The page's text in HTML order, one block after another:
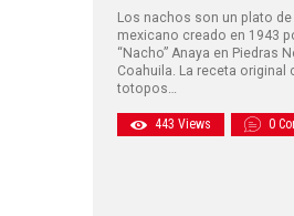
Los nachos son un plato de
mexicano creado en 1943
“Nacho” Anaya en Piedras
Coahuila. La receta original
totopos…
443 Views 0